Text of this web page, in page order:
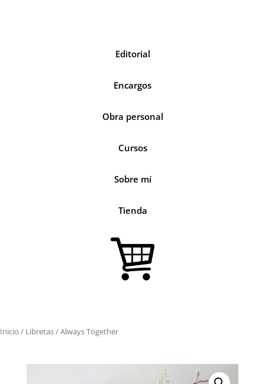
Editorial
Encargos
Obra personal
Cursos
Sobre mí
Tienda
Inicio / Libretas/ Always Together